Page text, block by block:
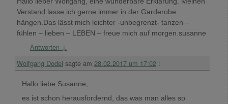
Verstand lasse ich gerne immer in der Garderobe
hängen.Das lässt mich leichter -unbegrenzt- tanzen –
fühlen – lieben – LEBEN – freue mich auf morgen.susanne
Antworten ↓
Wolfgang Dodel sagte am 28.02.2017 um 17:02 :
Hallo liebe Susanne,
es ist schon herausfordernd, das was man alles so